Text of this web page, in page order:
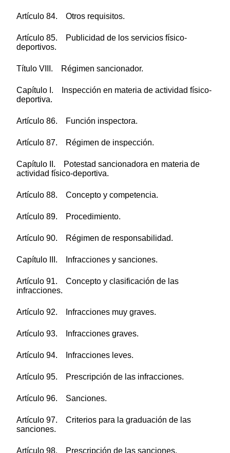
Artículo 84. Otros requisitos.
Artículo 85. Publicidad de los servicios físico-
deportivos.
Título VIII. Régimen sancionador.
Capítulo I. Inspección en materia de actividad físico-
deportiva.
Artículo 86. Función inspectora.
Artículo 87. Régimen de inspección.
Capítulo II. Potestad sancionadora en materia de
actividad físico-deportiva.
Artículo 88. Concepto y competencia.
Artículo 89. Procedimiento.
Artículo 90. Régimen de responsabilidad.
Capítulo III. Infracciones y sanciones.
Artículo 91. Concepto y clasificación de las
infracciones.
Artículo 92. Infracciones muy graves.
Artículo 93. Infracciones graves.
Artículo 94. Infracciones leves.
Artículo 95. Prescripción de las infracciones.
Artículo 96. Sanciones.
Artículo 97. Criterios para la graduación de las
sanciones.
Artículo 98. Prescripción de las sanciones.